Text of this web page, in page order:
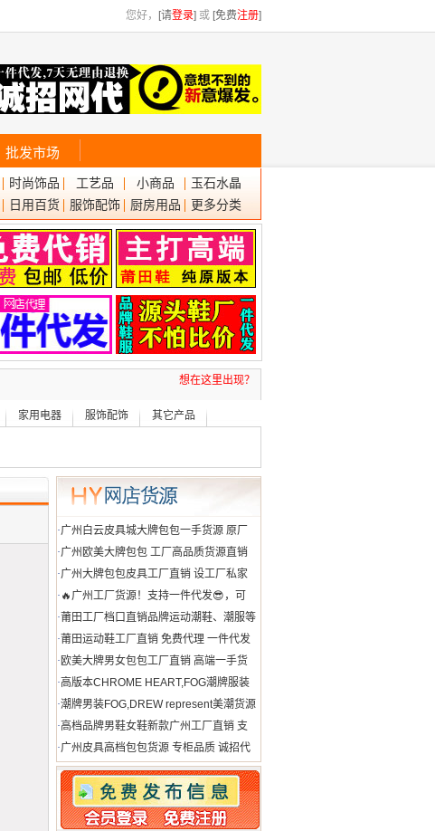
您好， [请登录] 或 [免费注册]
批发市场
时尚饰品 工艺品 小商品
玉石水晶
日用百货 服饰配饰 厨房用品 更多分类
想在这里出现？
家用电器 服饰配饰 其它产品
·广州白云皮具城大牌包包一手货源 原厂
级 特级一件无痕代发
·广州欧美大牌包包 工厂高品质货源直销
一件直发可邮全球
·广州大牌包包皮具工厂直销 设工厂私家
货源 全国一件代发诚招代理
· 🔥广州工厂货源！支持一件代发😎，可
自取，广州市内可送货上门
·莆田工厂档口直销品牌运动潮鞋、潮服等
支持一件发货 提供精修实拍
·莆田运动鞋工厂直销 免费代理 一件代发
品牌潮鞋货源供应
· 欧美大牌男女包包工厂直销 高端一手货
源 招代理代发包邮 可发海外
·高版本CHROME HEART,FOG潮牌服装
货源广州批发档口代发
·潮牌男装FOG,DREW represent美潮货源
支持一件代发
·高档品牌男鞋女鞋新款广州工厂直销 支
持退换 代发包邮 诚招代理
·广州皮具高档包包货源 专柜品质 诚招代
理 一件代发全球可达